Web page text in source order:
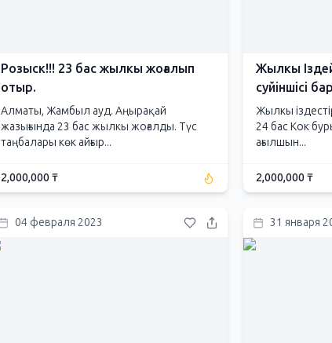
Розыск!!! 23 бас жылкы жоғалып
отыр.
Алматы, Жамбыл ауд. Аңырақай
жазығында 23 бас жылкы жоғалды. Түс
таңбалары көк айғыр...
2,000,000 ₸
Жылкы
суйіншісі
Жылкы
24 бас Кок
ағылшын...
2,000,000 ₸
04 февраля 2023 31 января